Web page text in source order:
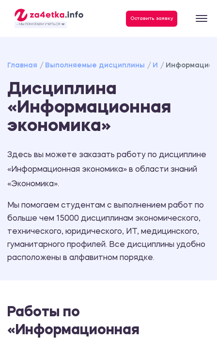
- МЫ ПОМОГАЕМ УЧИТЬСЯ ❤️
Оставить заявку
Главная Выполняемые дисциплины И
Дисциплина
«Информационная
экономика»
Здесь вы можете заказать работу по дисциплине
«Информационная экономика» в области знаний
«Экономика».
Мы помогаем студентам с выполнением работ по
больше чем 15000 дисциплинам экономического,
технического, юридического, ИТ, медицинского,
гуманитарного профилей. Все дисциплины удобно
расположены в алфавитном порядке.
Работы по
«Информационная